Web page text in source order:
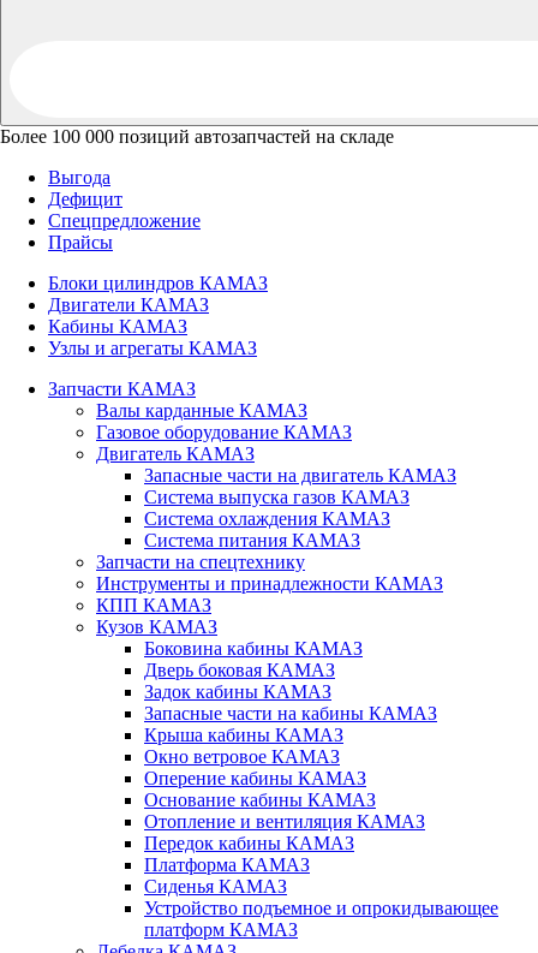
Более 100 000 позиций автозапчастей на складе
Выгода
Дефицит
Спецпредложение
Прайсы
Блоки цилиндров КАМАЗ
Двигатели КАМАЗ
Кабины КАМАЗ
Узлы и агрегаты КАМАЗ
Запчасти КАМАЗ
Валы карданные КАМАЗ
Газовое оборудование КАМАЗ
Двигатель КАМАЗ
Запасные части на двигатель КАМАЗ
Система выпуска газов КАМАЗ
Система охлаждения КАМАЗ
Система питания КАМАЗ
Запчасти на спецтехнику
Инструменты и принадлежности КАМАЗ
КПП КАМАЗ
Кузов КАМАЗ
Боковина кабины КАМАЗ
Дверь боковая КАМАЗ
Задок кабины КАМАЗ
Запасные части на кабины КАМАЗ
Крыша кабины КАМАЗ
Окно ветровое КАМАЗ
Оперение кабины КАМАЗ
Основание кабины КАМАЗ
Отопление и вентиляция КАМАЗ
Передок кабины КАМАЗ
Платформа КАМАЗ
Сиденья КАМАЗ
Устройство подъемное и опрокидывающее
платформ КАМАЗ